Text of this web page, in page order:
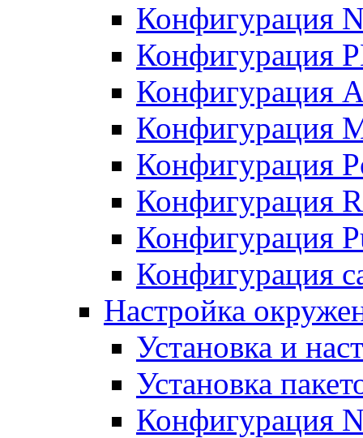
Конфигурация
Конфигурация
Конфигурация
Конфигурация
Конфигурация
Конфигурация
Конфигурация
Конфигурация
Настройка
Установка и
Установка
Конфигурация